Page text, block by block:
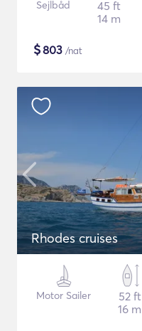
Sejlbåd
45 ft
14 m
$803 /nat
Rhodes cruises
Motor Sailer
52 ft
16 m